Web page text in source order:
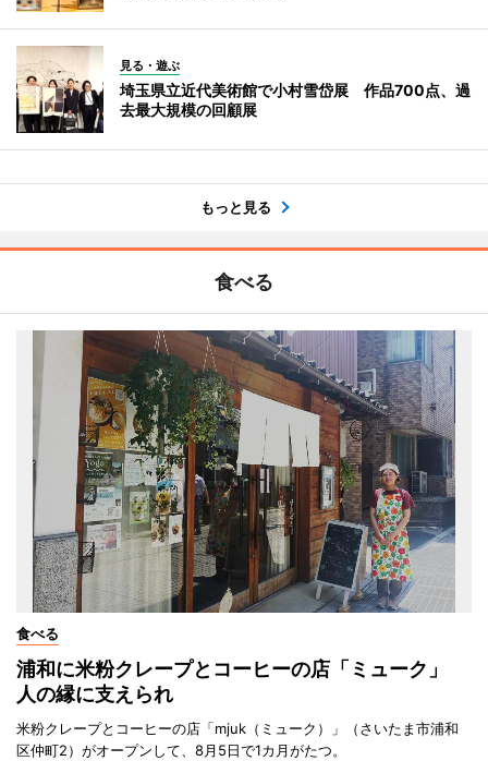
見る・遊ぶ
埼玉県立近代美術館で小村雪岱展 作品700点、過
去最大規模の回顧展
もっと見る
食べる
食べる
浦和に米粉クレープとコーヒーの店「ミューク」
人の縁に支えられ
米粉クレープとコーヒーの店「mjuk（ミューク）」（さいたま市浦和
区仲町2）がオープンして、8月5日で1カ月がたつ。